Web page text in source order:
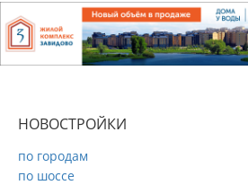
НОВОСТРОЙКИ
по городам
по шоссе